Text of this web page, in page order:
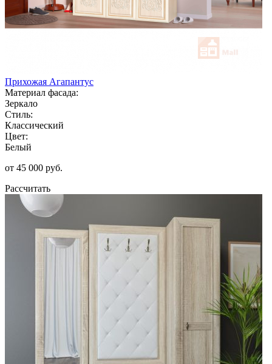
Прихожая Агапантус
Материал фасада:
Зеркало
Стиль:
Классический
Цвет:
Белый
от 45 000 руб.
Рассчитать